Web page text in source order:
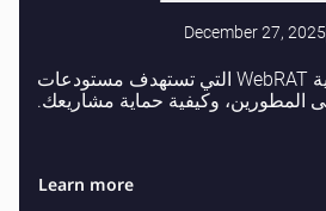
December 27, 2025
تعرف على برمجية WebRAT التي تستهدف مستودعات
Learn more